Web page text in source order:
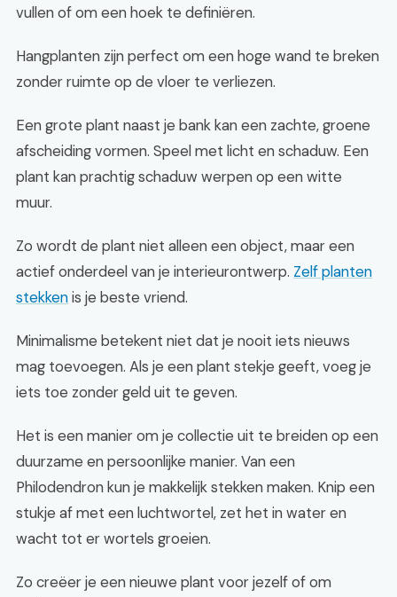
vullen of om een hoek te definiëren.
Hangplanten zijn perfect om een hoge wand te breken
zonder ruimte op de vloer te verliezen.
Een grote plant naast je bank kan een zachte, groene
afscheiding vormen. Speel met licht en schaduw. Een
plant kan prachtig schaduw werpen op een witte
muur.
Zo wordt de plant niet alleen een object, maar een
actief onderdeel van je interieurontwerp. Zelf planten
stekkenis je beste vriend.
Minimalisme betekent niet dat je nooit iets nieuws
mag toevoegen. Als je een plant stekje geeft, voeg je
iets toe zonder geld uit te geven.
Het is een manier om je collectie uit te breiden op een
duurzame en persoonlijke manier. Van een
Philodendron kun je makkelijk stekken maken. Knip een
stukje af met een luchtwortel, zet het in water en
wacht tot er wortels groeien.
Zo creëer je een nieuwe plant voor jezelf of om